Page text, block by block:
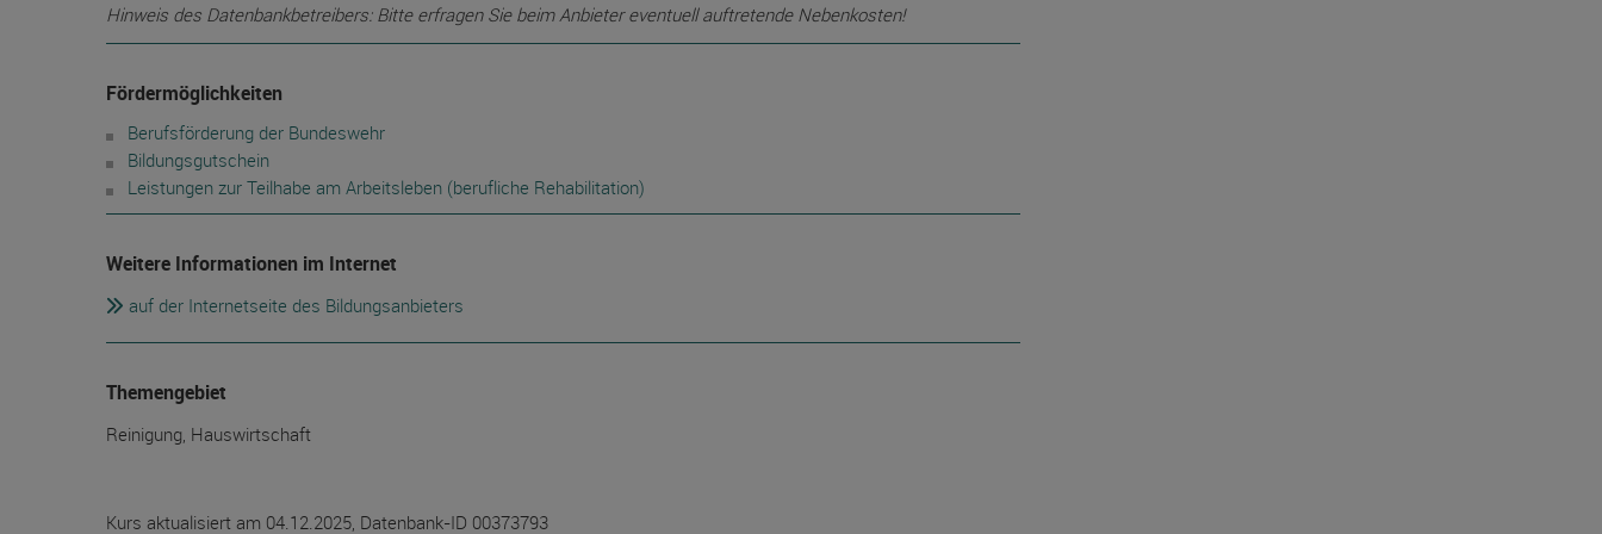
Hinweis des Datenbankbetreibers: Bitte erfragen Sie beim Anbieter eventuell auftretende Nebenkosten!
Fördermöglichkeiten
Berufsförderung der Bundeswehr
Bildungsgutschein
Leistungen zur Teilhabe am Arbeitsleben (berufliche Rehabilitation)
Weitere Informationen im Internet
auf der Internetseite des Bildungsanbieters
Themengebiet
Reinigung, Hauswirtschaft
Kurs aktualisiert am 04.12.2025, Datenbank-ID 00373793